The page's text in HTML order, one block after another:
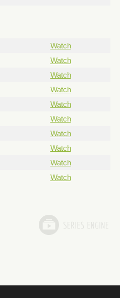
Watch
Watch
Watch
Watch
Watch
Watch
Watch
Watch
Watch
Watch